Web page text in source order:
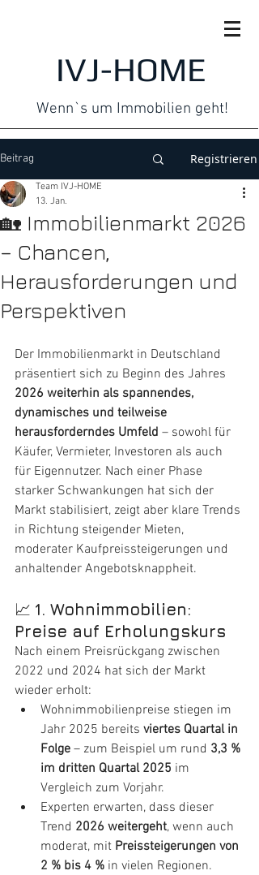
IVJ-HOME
Wenn`s um Immobilien geht!
Beitrag Registrieren
🏡 Immobilienmarkt 2026
– Chancen,
Herausforderungen und
Perspektiven
Team IVJ-HOME
13. Jan.
Der Immobilienmarkt in Deutschland
präsentiert sich zu Beginn des Jahres
2026 weiterhin als spannendes,
dynamisches und teilweise
herausforderndes Umfeld – sowohl für
Käufer, Vermieter, Investoren als auch
für Eigennutzer. Nach einer Phase
starker Schwankungen hat sich der
Markt stabilisiert, zeigt aber klare Trends
in Richtung steigender Mieten,
moderater Kaufpreissteigerungen und
anhaltender Angebotsknappheit.
📈 1. Wohnimmobilien:
Preise auf Erholungskurs
Nach einem Preisrückgang zwischen
2022 und 2024 hat sich der Markt
wieder erholt:
Wohnimmobilienpreise stiegen im
Jahr 2025 bereits viertes Quartal in
Folge – zum Beispiel um rund 3,3 %
im dritten Quartal 2025 im
Vergleich zum Vorjahr.
Experten erwarten, dass dieser
Trend 2026 weitergeht, wenn auch
moderat, mit Preissteigerungen von
2 % bis 4 % in vielen Regionen.